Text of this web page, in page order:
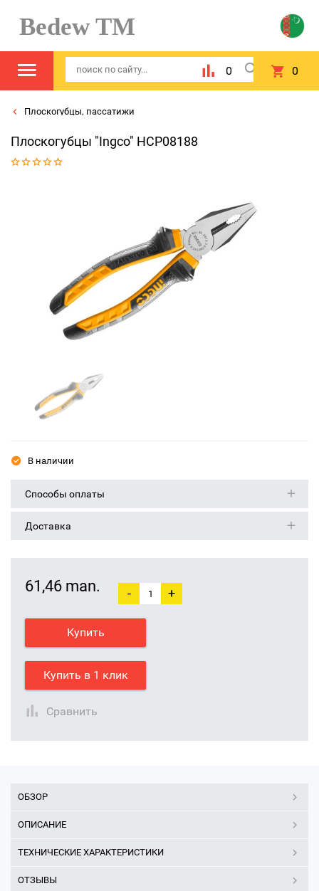
Bedew TM
0 0
Плоскогубцы, пассатижи
Плоскогубцы "Ingсo" HCP08188
В наличии
Способы оплаты
Доставка
61,46 man. - +
Купить
Купить в 1 клик
Сравнить
ОБЗОР
ОПИСАНИЕ
ТЕХНИЧЕСКИЕ ХАРАКТЕРИСТИКИ
ОТЗЫВЫ